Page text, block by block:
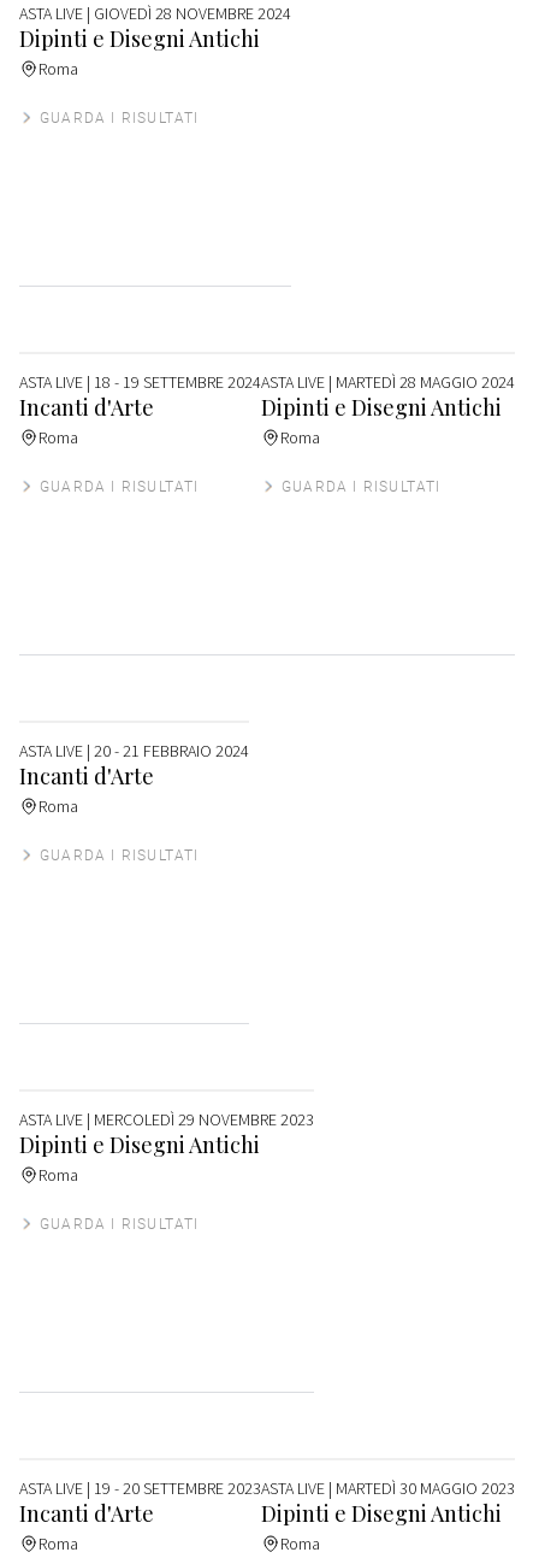
ASTA LIVE | GIOVEDÌ 28 NOVEMBRE 2024
Dipinti e Disegni Antichi
Roma
GUARDA I RISULTATI
ASTA LIVE | 18 - 19 SETTEMBRE 2024
Incanti d'Arte
Roma
GUARDA I RISULTATI
ASTA LIVE | MARTEDÌ 28 MAGGIO 2024
Dipinti e Disegni Antichi
Roma
GUARDA I RISULTATI
ASTA LIVE | 20 - 21 FEBBRAIO 2024
Incanti d'Arte
Roma
GUARDA I RISULTATI
ASTA LIVE | MERCOLEDÌ 29 NOVEMBRE 2023
Dipinti e Disegni Antichi
Roma
GUARDA I RISULTATI
ASTA LIVE | 19 - 20 SETTEMBRE 2023
Incanti d'Arte
Roma
ASTA LIVE | MARTEDÌ 30 MAGGIO 2023
Dipinti e Disegni Antichi
Roma